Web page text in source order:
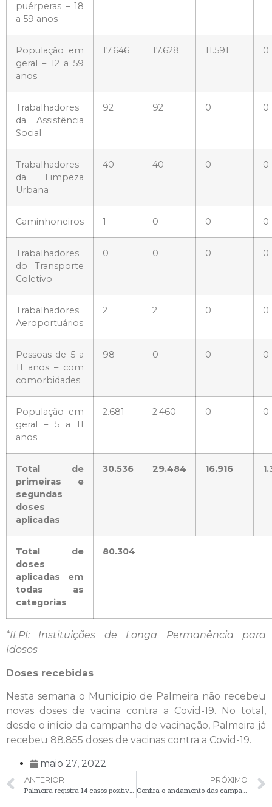
puérperas – 18
a 59 anos
População em
geral – 12 a 59
anos
17.646 17.628 11.591 0
Trabalhadores
da Assistência
Social
92 92 0 0
Trabalhadores
da Limpeza
Urbana
40 40 0 0
Caminhoneiros 1 0 0 0
Trabalhadores
do Transporte
Coletivo
0 0 0 0
Trabalhadores
Aeroportuários
2 2 0 0
Pessoas de 5 a
11 anos – com
comorbidades
98 0 0 0
População em
geral – 5 a 11
anos
2.681 2.460 0 0
Total de
primeiras e
segundas
doses
aplicadas
30.536 29.484 16.916
Total de
doses
aplicadas em
todas as
categorias
80.304
*ILPI: Instituições de Longa Permanência para
Idosos
Doses recebidas
Nesta semana o Município de Palmeira não recebeu
novas doses de vacina contra a Covid-19. No total,
desde o início da campanha de vacinação, Palmeira já
recebeu 88.855 doses de vacinas contra a Covid-19.
maio 27, 2022
ANTERIOR
PRÓXIMO